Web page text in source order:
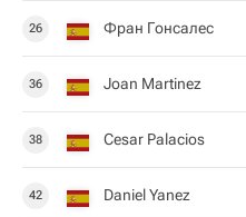
26 Фран Гонсалес
36 Joan Martinez
38 Cesar Palacios
42 Daniel Yanez